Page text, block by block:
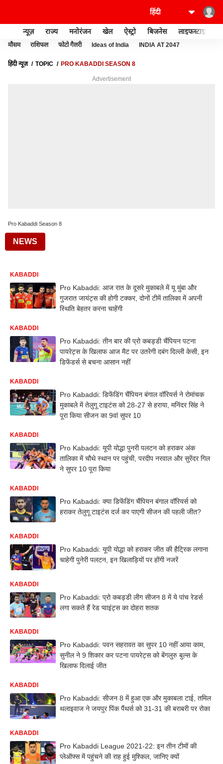
न्यूज़ राज्य मनोरंजन खेल ऐस्ट्रो बिजनेस लाइफस्टाइल
मौसम राशिफल फोटो गैलरी Ideas of India INDIA AT 2047
हिंदी न्यूज़ TOPIC PRO KABADDI SEASON 8
Advertisement
Pro Kabaddi Season 8
NEWS
KABADDI
Pro Kabaddi: आज रात के दूसरे मुकाबले में यू मुंबा और
गुजरात जायंट्स की होगी टक्कर, दोनों टीमें तालिका में अपनी
स्थिति बेहतर करना चाहेंगी
KABADDI
Pro Kabaddi: तीन बार की प्रो कबड्डी चैंपियन पटना
पायरेट्स के खिलाफ आज मैट पर उतरेगी दबंग दिल्ली केसी, इन
डिफेंडर्स से बचना आसान नहीं
KABADDI
Pro Kabaddi: डिफेंडिंग चैंपियन बंगाल वॉरियर्स ने रोमांचक
मुकाबले में तेलुगू टाइटंस को 28-27 से हराया, मनिंदर सिंह ने
पूरा किया सीजन का 9वां सुपर 10
KABADDI
Pro Kabaddi: यूपी योद्धा पुनरी पलटन को हराकर अंक
तालिका में चौथे स्थान पर पहुंची, परदीप नरवाल और सुरेंदर गिल
ने सुपर 10 पूरा किया
KABADDI
Pro Kabaddi: क्या डिफेंडिंग चैंपियन बंगाल वॉरियर्स को
हराकर तेलुगू टाइटंस दर्ज कर पाएगी सीजन की पहली जीत?
KABADDI
Pro Kabaddi: यूपी योद्धा को हराकर जीत की हैट्रिक लगाना
चाहेगी पुनेरी पलटन, इन खिलाड़ियों पर होंगी नजरें
KABADDI
Pro Kabaddi: प्रो कबड्डी लीग सीजन 8 में ये पांच रेडर्स
लगा सकते हैं रेड प्वाइंट्स का दोहरा शतक
KABADDI
Pro Kabaddi: पवन सहरावत का सुपर 10 नहीं आया काम,
सुनील ने 9 शिकार कर पटना पायरेट्स को बेंगलुरु बुल्स के
खिलाफ दिलाई जीत
KABADDI
Pro Kabaddi: सीजन 8 में हुआ एक और मुकाबला टाई, तमिल
थलाइवाज ने जयपुर पिंक पैंथर्स को 31-31 की बराबरी पर रोका
KABADDI
Pro Kabaddi League 2021-22: इन तीन टीमों की
प्लेऑफ्स में पहुंचने की राह हुई मुश्किल, जानिए क्यों